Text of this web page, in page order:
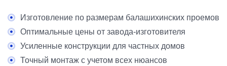
Изготовление по размерам балашихинских проемов
Оптимальные цены от завода-изготовителя
Усиленные конструкции для частных домов
Точный монтаж с учетом всех нюансов